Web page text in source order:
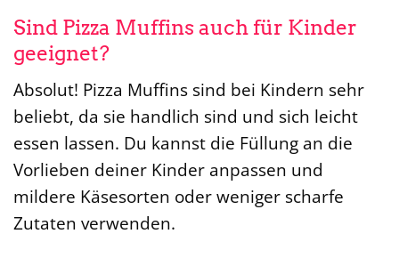
Sind Pizza Muffins auch für Kinder
geeignet?
Absolut! Pizza Muffins sind bei Kindern sehr
beliebt, da sie handlich sind und sich leicht
essen lassen. Du kannst die Füllung an die
Vorlieben deiner Kinder anpassen und
mildere Käsesorten oder weniger scharfe
Zutaten verwenden.